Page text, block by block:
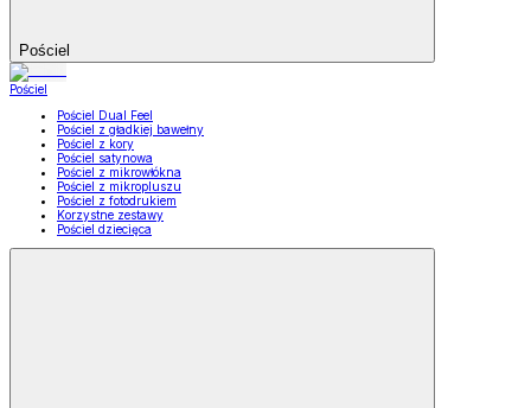
Pościel
Pościel
Pościel Dual Feel
Pościel z gładkiej bawełny
Pościel z kory
Pościel satynowa
Pościel z mikrowłókna
Pościel z mikropluszu
Pościel z fotodrukiem
Korzystne zestawy
Pościel dziecięca